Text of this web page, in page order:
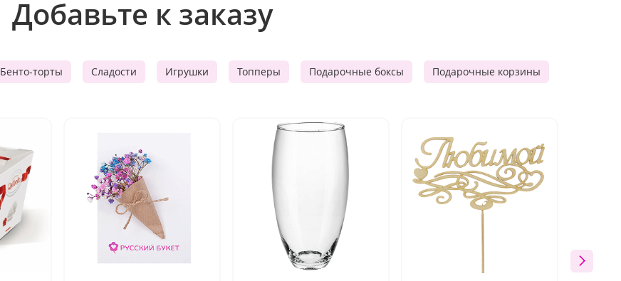
Добавьте к заказу
Бенто-торты Сладости Игрушки Топперы Подарочные боксы Подарочные корзины